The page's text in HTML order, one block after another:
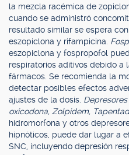
la mezcla racémica de
cuando se administró
resultado similar se espera
eszopiclona y rifampicina.
eszopiclona y fospropofol
respiratorios aditivos debido a
fármacos. Se recomienda la
detectar posibles efectos
ajustes de la dosis.
oxicodona, Zolpidem,
hidromorfona y otros
hipnóticos, puede dar lugar a
SNC, incluyendo depresión